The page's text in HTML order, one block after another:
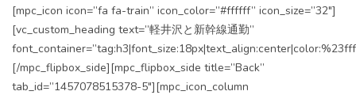
[mpc_icon icon=”fa fa-train” icon_color=”#ffffff” icon_size=”32″]
[vc_custom_heading text=”軽井沢と新幹線通勤”
[/mpc_flipbox_side][mpc_flipbox_side title=”Back”
tab_id=”1457078515378-5″][mpc_icon_column